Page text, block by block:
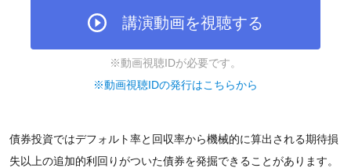
講演動画を視聴する
※動画視聴IDが必要です。
※動画視聴IDの発行はこちらから
債券投資ではデフォルト率と回収率から機械的に算出される期待損
失以上の追加的利回りがついた債券を発掘できることがあります。